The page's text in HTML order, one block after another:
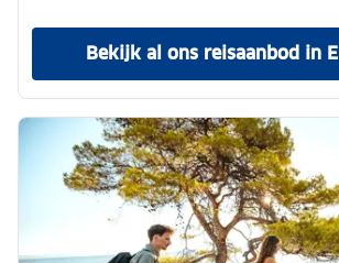
Bekijk al ons reisaanbod in